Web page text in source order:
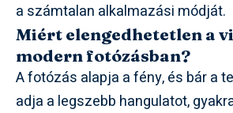
a számtalan alkalmazási módját.
Miért elengedhetetlen a
modern fotózásban?
A fotózás alapja a fény, és bár a
adja a legszebb hangulatot,